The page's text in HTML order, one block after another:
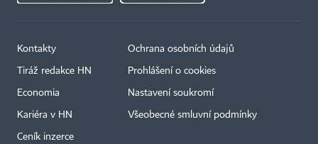
Kontakty
Tiráž redakce HN
Economia
Kariéra v HN
Ceník inzerce
Ochrana osobních údajů
Prohlášení o cookies
Nastavení soukromí
Všeobecné smluvní podmínky